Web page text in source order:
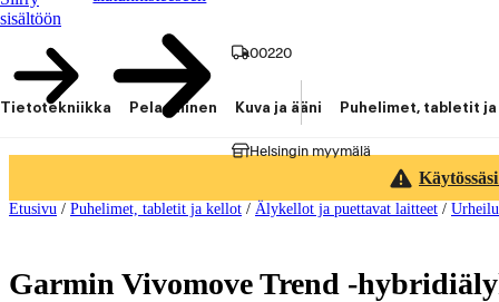
sisältöön
00220
Helsingin myymälä
Tietotekniikka Pelaaminen Kuva ja ääni Puhelimet, tabletit
Etusivu / Puhelimet, tabletit ja kellot / Älykellot ja puettavat laitteet /
Garmin Vivomove Trend -